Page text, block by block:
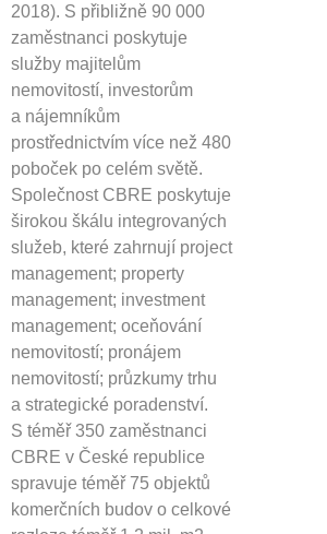
2018). S přibližně 90 000
zaměstnanci poskytuje
služby majitelům
nemovitostí, investorům
a nájemníkům
prostřednictvím více než 480
poboček po celém světě.
Společnost CBRE poskytuje
širokou škálu integrovaných
služeb, které zahrnují project
management; property
management; investment
management; oceňování
nemovitostí; pronájem
nemovitostí; průzkumy trhu
a strategické poradenství.
S téměř 350 zaměstnanci
CBRE v České republice
spravuje téměř 75 objektů
komerčních budov o celkové